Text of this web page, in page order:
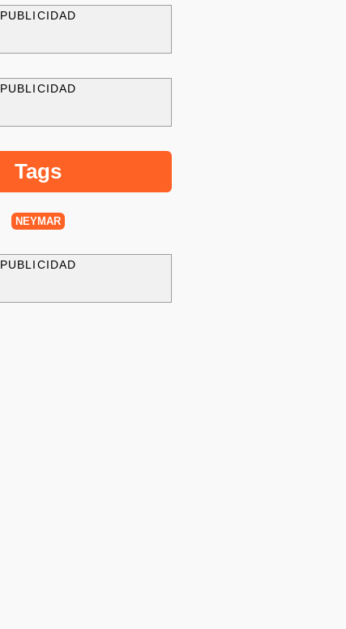
PUBLICIDAD
PUBLICIDAD
Tags
NEYMAR
PUBLICIDAD